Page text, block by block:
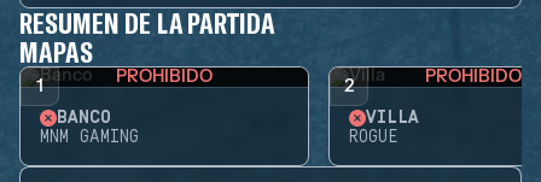
RESUMEN DE LA PARTIDA
MAPAS
1 PROHIBIDO
BANCO
MNM GAMING
2 PROHIBIDO
VILLA
ROGUE